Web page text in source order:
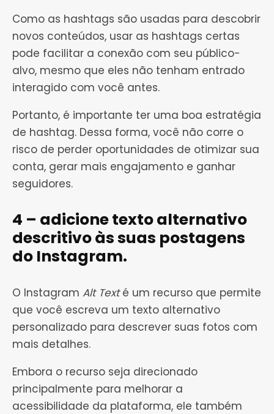
Como as hashtags são usadas para descobrir
novos conteúdos, usar as hashtags certas
pode facilitar a conexão com seu público-
alvo, mesmo que eles não tenham entrado
interagido com você antes.
Portanto, é importante ter uma boa estratégia
de hashtag. Dessa forma, você não corre o
risco de perder oportunidades de otimizar sua
conta, gerar mais engajamento e ganhar
seguidores.
4 – adicione texto alternativo
descritivo às suas postagens
do Instagram.
O Instagram Alt Texté um recurso que permite
que você escreva um texto alternativo
personalizado para descrever suas fotos com
mais detalhes.
Embora o recurso seja direcionado
principalmente para melhorar a
acessibilidade da plataforma, ele também